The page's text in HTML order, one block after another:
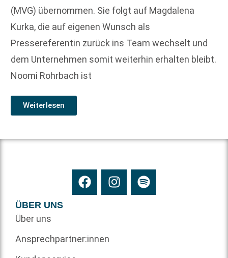
(MVG) übernommen. Sie folgt auf Magdalena
Kurka, die auf eigenen Wunsch als
Pressereferentin zurück ins Team wechselt und
dem Unternehmen somit weiterhin erhalten bleibt.
Noomi Rohrbach ist
Weiterlesen
ÜBER UNS
Über uns
Ansprechpartner:innen